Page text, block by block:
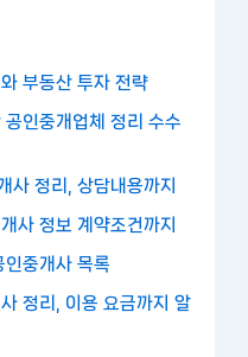
부동산 투자 전략
인중개업체 정리 수수
사 정리, 상담내용까지
사 정보 계약조건까지
중개사 목록
정리, 이용 요금까지 알